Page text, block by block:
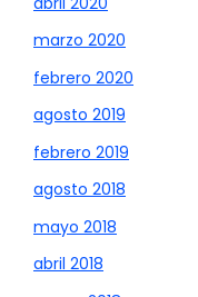
marzo 2020
febrero 2020
agosto 2019
febrero 2019
agosto 2018
mayo 2018
abril 2018